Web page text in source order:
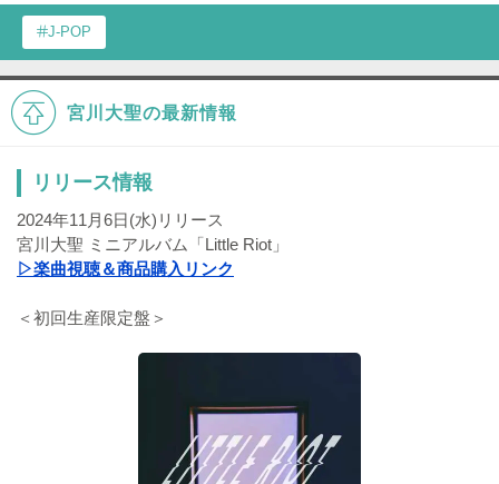
J-POP
宮川大聖の最新情報
リリース情報
2024年11月6日(水)リリース
宮川大聖 ミニアルバム「Little Riot」
▷楽曲視聴＆商品購入リンク
＜初回生産限定盤＞